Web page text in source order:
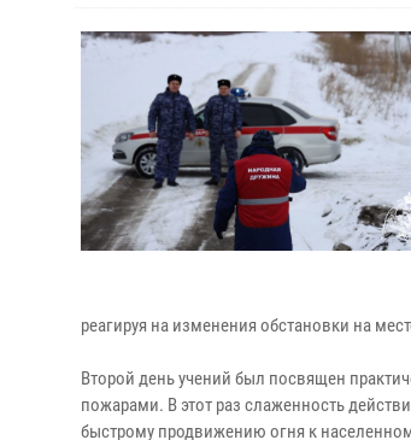
реагируя на изменения обстановки на
Второй день учений был посвящен
пожарами. В этот раз слаженность
быстрому продвижению огня к